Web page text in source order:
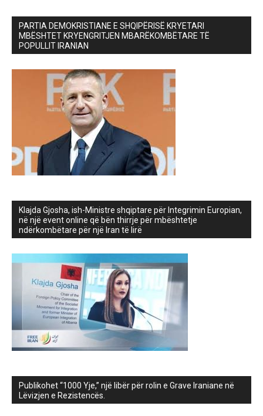
PARTIA DEMOKRISTIANE E SHQIPËRISË KRYETARI
MBËSHTET KRYENGRITJEN MBARËKOMBËTARE TË
POPULLIT IRANIAN
Klajda Gjosha, ish-Ministre shqiptare për Integrimin Europian,
në një event online që bën thirrje për mbështetje
ndërkombëtare për një Iran të lirë
Publikohet “1000 Yje,” një libër për rolin e Grave Iraniane në
Lëvizjen e Rezistencës.